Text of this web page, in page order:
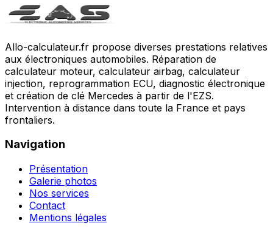
Allo-calculateur.fr propose diverses prestations relatives
aux électroniques automobiles. Réparation de
calculateur moteur, calculateur airbag, calculateur
injection, reprogrammation ECU, diagnostic électronique
et création de clé Mercedes à partir de l'EZS.
Intervention à distance dans toute la France et pays
frontaliers.
Navigation
Présentation
Galerie photos
Nos services
Contact
Mentions légales